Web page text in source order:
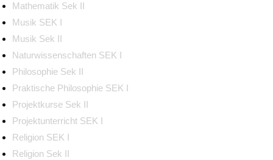
Mathematik Sek II
Musik SEK I
Musik Sek II
Naturwissenschaften SEK I
Philosophie Sek II
Praktische Philosophie SEK I
Projektkurse Sek II
Projektunterricht SEK I
Religion SEK I
Religion Sek II